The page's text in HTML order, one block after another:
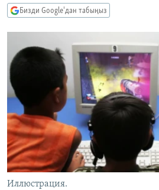
ЭКСПЕРТТЕР ТАЛДАЙТ
ЭЖЕ-СИҢДИЛЕР
АЗАТТЫК+
ЫҢГАЙСЫЗ СУРООЛОР
ӨЗГӨЧӨ ПИКИР
Русский
ОНЛАЙН ШЕРИНЕ
ЭЕ/АРнун бардык сайттары
Бизди Google'дан табыңыз
Иллюстрация.